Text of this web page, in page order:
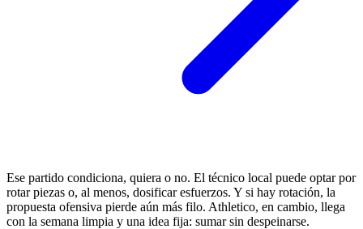
Ese partido condiciona, quiera o no. El técnico local puede optar por
rotar piezas o, al menos, dosificar esfuerzos. Y si hay rotación, la
propuesta ofensiva pierde aún más filo. Athletico, en cambio, llega
con la semana limpia y una idea fija: sumar sin despeinarse.